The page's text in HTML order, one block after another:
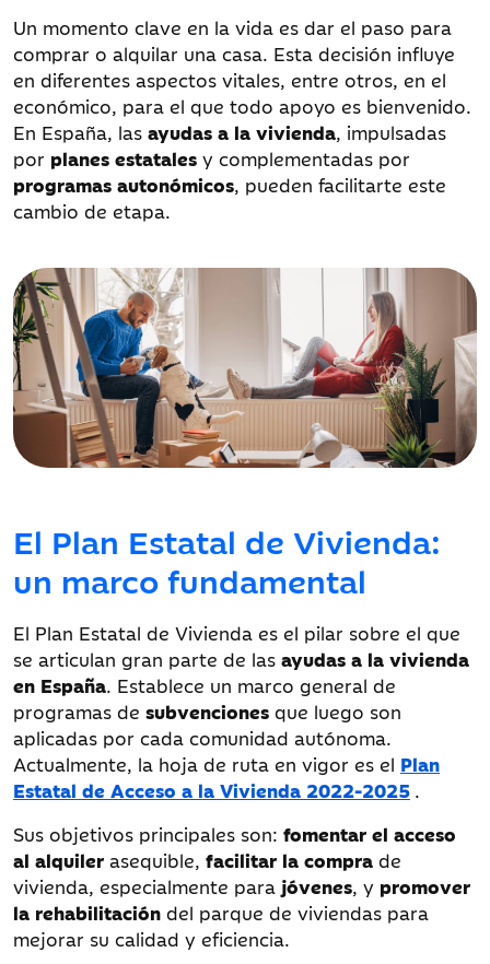
Un momento clave en la vida es dar el paso para
comprar o alquilar una casa. Esta decisión influye
en diferentes aspectos vitales, entre otros, en el
económico, para el que todo apoyo es bienvenido.
En España, las ayudas a la vivienda, impulsadas
por planes estatales y complementadas por
programas autonómicos, pueden facilitarte este
cambio de etapa.
El Plan Estatal de Vivienda:
un marco fundamental
El Plan Estatal de Vivienda es el pilar sobre el que
se articulan gran parte de las ayudas a la vivienda
en España. Establece un marco general de
programas de subvenciones que luego son
aplicadas por cada comunidad autónoma.
Actualmente, la hoja de ruta en vigor es el Plan
Estatal de Acceso a la Vivienda 2022-2025 .
Sus objetivos principales son: fomentar el acceso
al alquiler asequible, facilitar la compra de
vivienda, especialmente para jóvenes, y promover
la rehabilitación del parque de viviendas para
mejorar su calidad y eficiencia.